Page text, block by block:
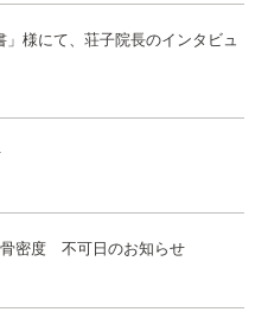
」様にて、荘子院長のインタビュ
密度 不可日のお知らせ